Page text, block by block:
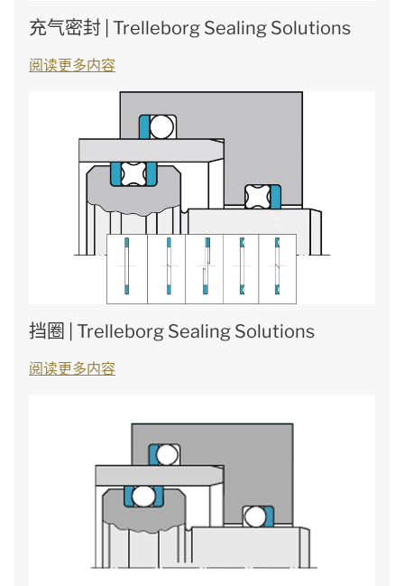
充气密封 | Trelleborg Sealing Solutions
阅读更多内容
挡圈 | Trelleborg Sealing Solutions
阅读更多内容